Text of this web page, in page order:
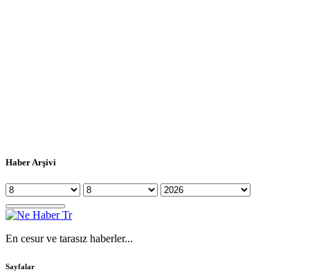
Haber Arşivi
En cesur ve tarasız haberler...
Sayfalar